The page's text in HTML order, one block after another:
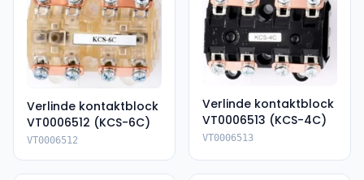
Verlinde kontaktblock
VT0006512 (KCS-6C)
VT0006512
Verlinde kontaktblock
VT0006513 (KCS-4C)
VT0006513